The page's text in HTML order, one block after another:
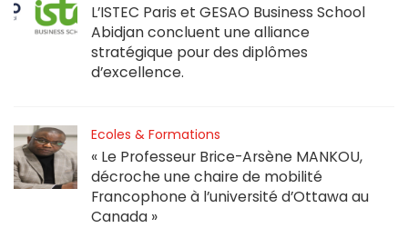
L’ISTEC Paris et GESAO Business School
Abidjan concluent une alliance
stratégique pour des diplômes
d’excellence.
Ecoles & Formations
« Le Professeur Brice-Arsène MANKOU,
décroche une chaire de mobilité
Francophone à l’université d’Ottawa au
Canada »